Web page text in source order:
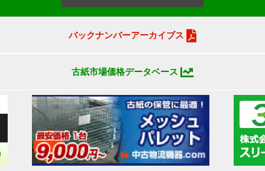
バックナンバーアーカイブス
古紙市場価格データベース